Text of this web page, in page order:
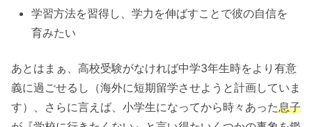
学習方法を習得し、学力を伸ばすことで彼の自信を
育みたい
あとはまぁ、高校受験がなければ中学3年生時をより有意
義に過ごせるし（海外に短期留学させようと計画していま
す）、さらに言えば、小学生になってから時々あった息子